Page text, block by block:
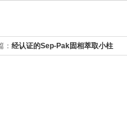
： 经认证的Sep-Pak固相萃取小柱